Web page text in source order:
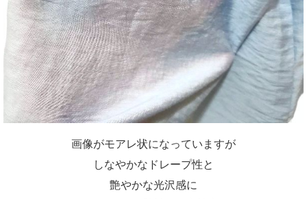
画像がモアレ状になっていますが
しなやかなドレープ性と
艶やかな光沢感に